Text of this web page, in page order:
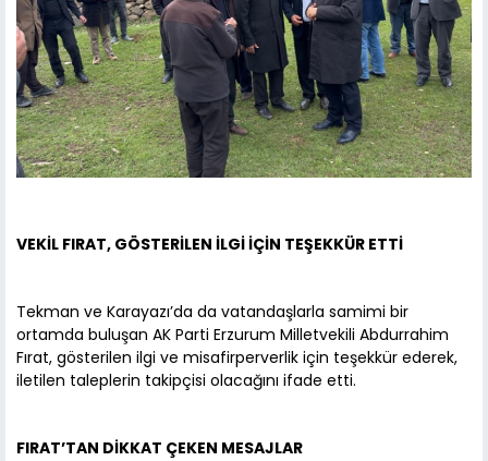
VEKİL FIRAT, GÖSTERİLEN İLGİ İÇİN TEŞEKKÜR ETTİ
Tekman ve Karayazı’da da vatandaşlarla samimi bir
ortamda buluşan AK Parti Erzurum Milletvekili Abdurrahim
Fırat, gösterilen ilgi ve misafirperverlik için teşekkür ederek,
iletilen taleplerin takipçisi olacağını ifade etti.
FIRAT’TAN DİKKAT ÇEKEN MESAJLAR